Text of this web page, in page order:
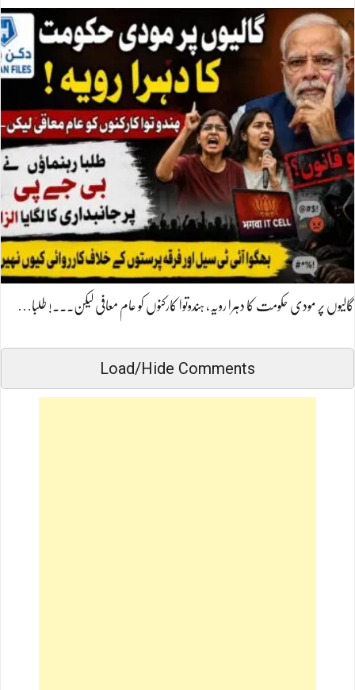
گالیوں پر مودی حکومت کا دہرا رویہ، ہندوتوا کارکنوں کو عام معافی لیکن۔۔۔! طلبا…
Load/Hide Comments